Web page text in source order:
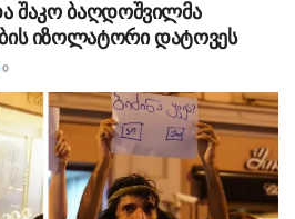
შაკო ბაღდოშვილმა
იზოლატორი დატოვეს
0